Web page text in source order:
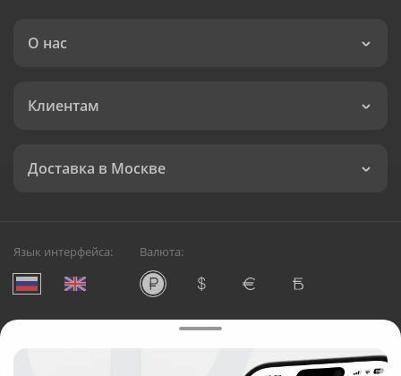
О нас
Клиентам
Доставка в Москве
Язык интерфейса: Валюта:
Служба круглосуточной доставки цветов в Москве
Русский Букет, 2026